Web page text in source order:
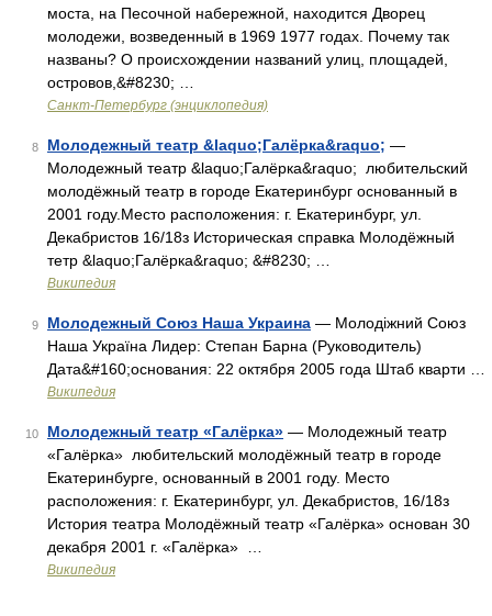
моста, на Песочной набережной, находится Дворец
молодежи, возведенный в 1969 1977 годах. Почему так
названы? О происхождении названий улиц, площадей,
островов,&#8230; …
Санкт-Петербург (энциклопедия)
8 Молодежный театр &laquo;Галёрка&raquo; —
Молодежный театр &laquo;Галёрка&raquo; любительский
молодёжный театр в городе Екатеринбург основанный в
2001 году.Место расположения: г. Екатеринбург, ул.
Декабристов 16/18з Историческая справка Молодёжный
тетр &laquo;Галёрка&raquo; &#8230; …
Википедия
9 Молодежный Союз Наша Украина — Молодіжний Союз
Наша Україна Лидер: Степан Барна (Руководитель)
Дата&#160;основания: 22 октября 2005 года Штаб кварти …
Википедия
10 Молодежный театр «Галёрка» — Молодежный театр
«Галёрка» любительский молодёжный театр в городе
Екатеринбурге, основанный в 2001 году. Место
расположения: г. Екатеринбург, ул. Декабристов, 16/18з
История театра Молодёжный театр «Галёрка» основан 30
декабря 2001 г. «Галёрка» …
Википедия